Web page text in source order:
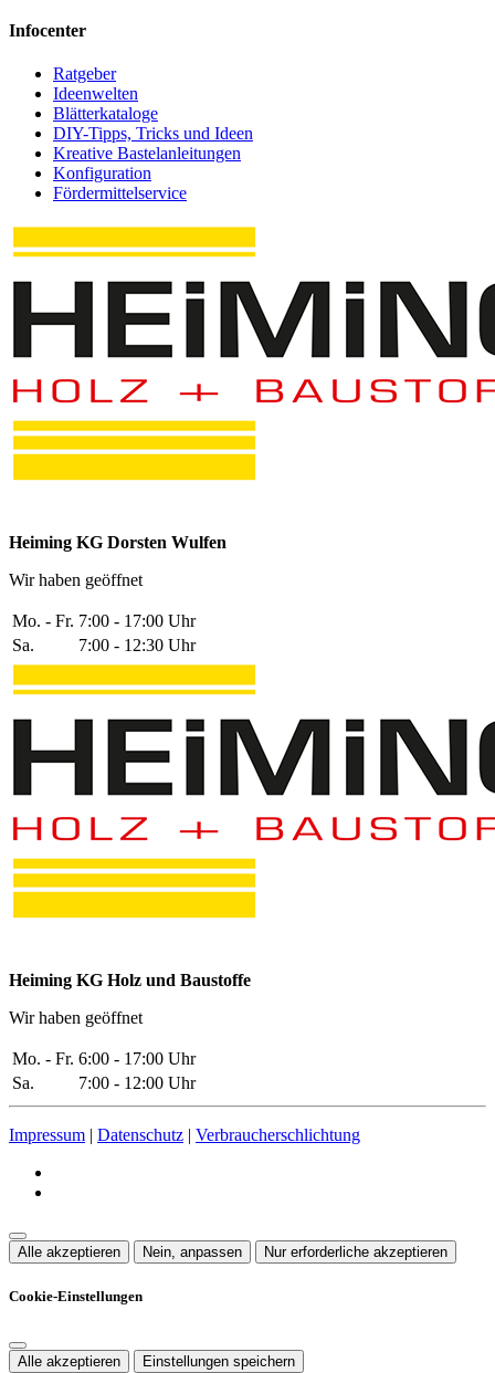
Infocenter
Ratgeber
Ideenwelten
Blätterkataloge
DIY-Tipps, Tricks und Ideen
Kreative Bastelanleitungen
Konfiguration
Fördermittelservice
Heiming KG Dorsten Wulfen
Wir haben geöffnet
Mo. - Fr. 7:00 - 17:00 Uhr
Sa.
7:00 - 12:30 Uhr
Heiming KG Holz und Baustoffe
Wir haben geöffnet
Mo. - Fr. 6:00 - 17:00 Uhr
Sa.
7:00 - 12:00 Uhr
Impressum | Datenschutz | Verbraucherschlichtung
Alle akzeptieren Nein, anpassen Nur erforderliche akzeptieren
Cookie-Einstellungen
Alle akzeptieren Einstellungen speichern